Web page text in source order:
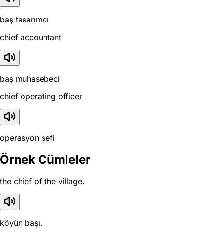
baş tasarımcı
chief accountant
baş muhasebeci
chief operating officer
operasyon şefi
Örnek Cümleler
the chief of the village.
köyün başı.